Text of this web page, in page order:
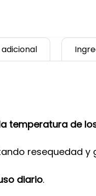
temperatura de
resequedad y
diario.